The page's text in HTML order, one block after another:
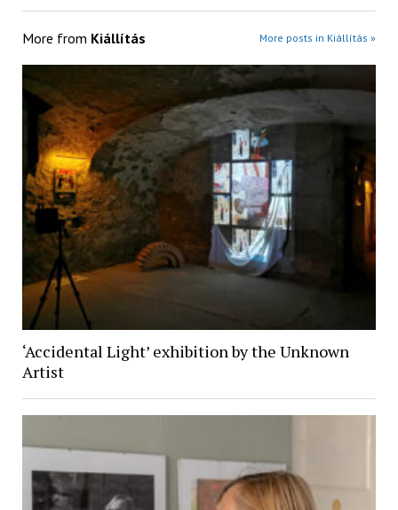
More from Kiállítás More posts in Kiállítás »
‘Accidental Light’ exhibition by the Unknown
Artist